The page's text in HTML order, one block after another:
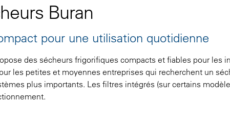
Buran
pour une utilisation quotidienne
des sécheurs frigorifiques compacts et fiables pour les
les petites et moyennes entreprises qui recherchent un
plus importants. Les filtres intégrés (sur certains